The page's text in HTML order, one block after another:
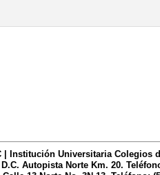
| Institución Universitaria Colegios
Autopista Norte Km. 20.